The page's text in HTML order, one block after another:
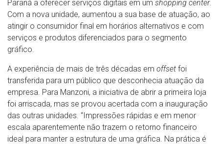
Paraná a oferecer serviços digitais em um shopping center.
Com a nova unidade, aumentou a sua base de atuação, ao
atingir o consumidor final em horários alternativos e com
serviços e produtos diferenciados para o segmento
gráfico.
A experiência de mais de três décadas em offset foi
transferida para um público que desconhecia atuação da
empresa. Para Manzoni, a iniciativa de abrir a primeira loja
foi arriscada, mas se provou acertada com a inauguração
das outras unidades. “Impressões rápidas e em menor
escala aparentemente não trazem o retorno financeiro
ideal para manter a estrutura de uma gráfica. Na prática é